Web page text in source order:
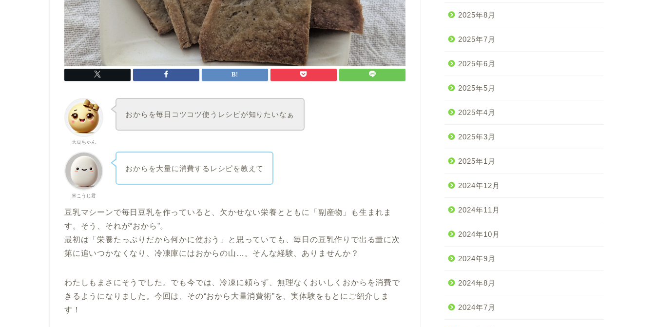
大豆ちゃん
おからを毎日コツコツ使うレシピが知りたいなぁ
米こうじ君
おからを大量に消費するレシピを教えて
豆乳マシーンで毎日豆乳を作っていると、欠かせない栄養とともに「副産物」も生まれま
す。そう、それが“おから”。
最初は「栄養たっぷりだから何かに使おう」と思っていても、毎日の豆乳作りで出る量に次
第に追いつかなくなり、冷凍庫にはおからの山…。そんな経験、ありませんか？
わたしもまさにそうでした。でも今では、冷凍に頼らず、無理なくおいしくおからを消費で
きるようになりました。今回は、その“おから大量消費術”を、実体験をもとにご紹介しま
す！
2025年8月
2025年7月
2025年6月
2025年5月
2025年4月
2025年3月
2025年1月
2024年12月
2024年11月
2024年10月
2024年9月
2024年8月
2024年7月